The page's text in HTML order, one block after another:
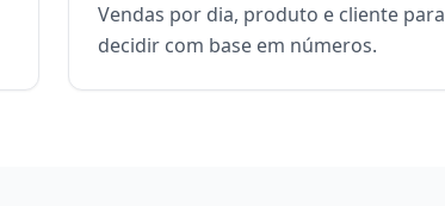
Vendas por dia, produto e cliente para
decidir com base em números.